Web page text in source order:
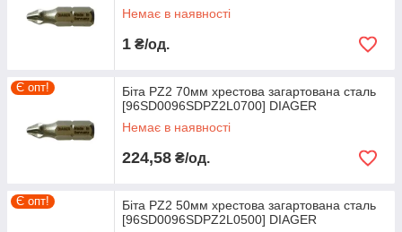
Немає в наявності
1 ₴/од.
Є опт!
Біта PZ2 70мм хрестова загартована сталь
[96SD0096SDPZ2L0700] DIAGER
Немає в наявності
224,58 ₴/од.
Є опт!
Біта PZ2 50мм хрестова загартована сталь
[96SD0096SDPZ2L0500] DIAGER